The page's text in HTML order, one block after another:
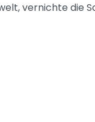
vernichte die